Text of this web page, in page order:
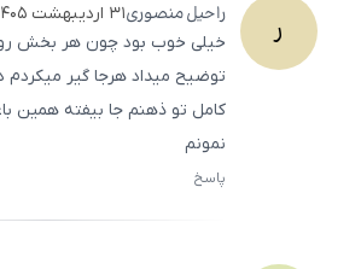
ر راحیلمنصوری۳۱ اردیبهشت ۱۴۰۵
خیلی خوب بود چون هر بخش رو
توضیح میداد هرجا گیر میکردم
کامل تو ذهنم جا بیفته همین
نمونم
پاسخ